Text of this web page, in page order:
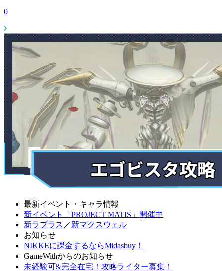
0
最新イベント・キャラ情報
新イベント「PROJECT MATIS」開催中
新ラプラス ／新マクスウェル
お知らせ
NIKKEに課金するならMidasbuy！
GameWithからのお知らせ
未経験可&完全在宅！攻略ライター募集！